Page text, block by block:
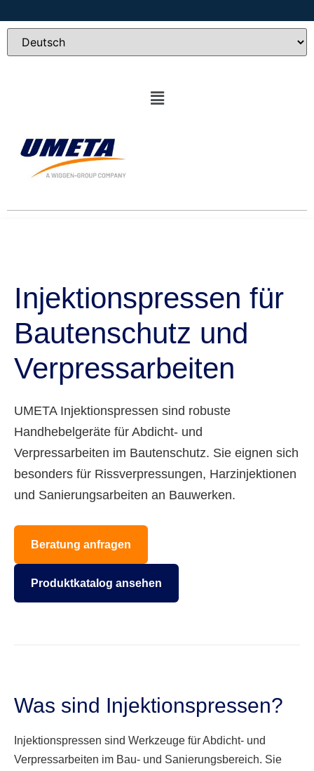
Injektionspressen für
Bautenschutz und
Verpressarbeiten
UMETA Injektionspressen sind robuste
Handhebelgeräte für Abdicht- und
Verpressarbeiten im Bautenschutz. Sie eignen sich
besonders für Rissverpressungen, Harzinjektionen
und Sanierungsarbeiten an Bauwerken.
Beratung anfragen
Produktkatalog ansehen
Was sind Injektionspressen?
Injektionspressen sind Werkzeuge für Abdicht- und
Verpressarbeiten im Bau- und Sanierungsbereich. Sie